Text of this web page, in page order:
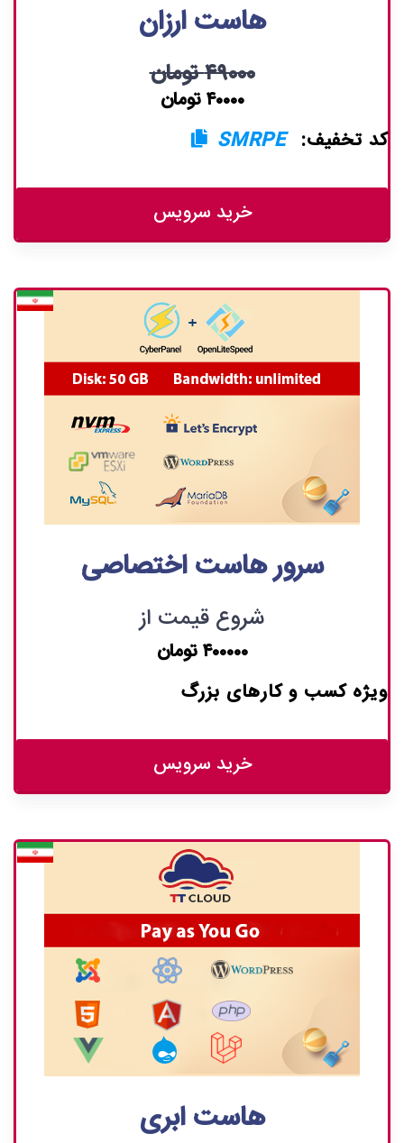
هاست ارزان
۴۹۰۰۰ تومان
۴۰۰۰۰ تومان
کد تخفیف: SMRPE
خرید سرویس
سرور هاست اختصاصی
شروع قیمت از
۴۰۰۰۰۰ تومان
ویژه کسب و کارهای بزرگ
خرید سرویس
هاست ابری